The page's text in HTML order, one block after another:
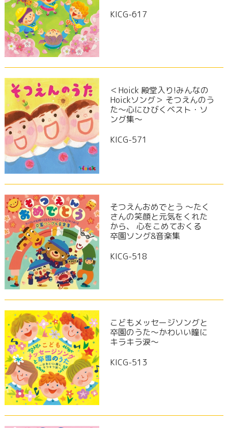
KICG-617
＜Hoick 殿堂入り!みんなの
Hoickソング＞ そつえんのう
た～心にひびくベスト・ソ
ング集～
KICG-571
そつえんおめでとう ～たく
さんの笑顔と元気をくれた
から、 心をこめておくる
卒園ソング&音楽集
KICG-518
こどもメッセージソングと
卒園のうた～かわいい瞳に
キラキラ涙～
KICG-513